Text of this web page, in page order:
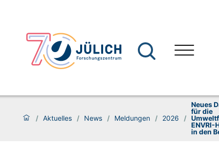
/ Aktuelles / News / Meldungen / 2026 /
Neues
für die
ENVRI-
in den